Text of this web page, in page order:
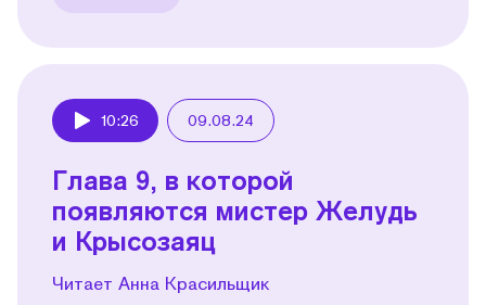
10:26 09.08.24
Глава 9, в которой
появляются мистер Желудь
и Крысозаяц
Читает Анна Красильщик